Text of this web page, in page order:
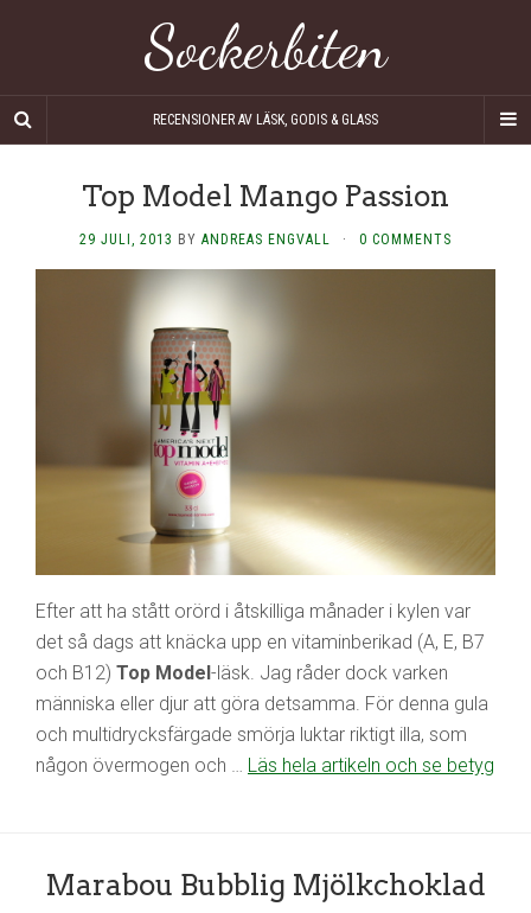
Sockerbiten
RECENSIONER AV LÄSK, GODIS & GLASS
Top Model Mango Passion
29 JULI, 2013 BY ANDREAS ENGVALL · 0 COMMENTS
Efter att ha stått orörd i åtskilliga månader i kylen var
det så dags att knäcka upp en vitaminberikad (A, E, B7
och B12) Top Model-läsk. Jag råder dock varken
människa eller djur att göra detsamma. För denna gula
och multidrycksfärgade smörja luktar riktigt illa, som
någon övermogen och … Läs hela artikeln och se betyg
Marabou Bubblig Mjölkchoklad